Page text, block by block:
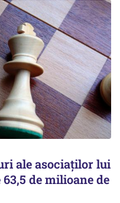
ale asociaţilor lui
de milioane de